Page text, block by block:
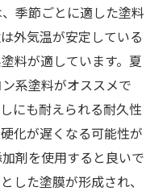
季節ごとに適した塗料
外気温が安定している
料が適しています。夏
系塗料がオススメで
にも耐えられる耐久性
化が遅くなる可能性が
剤を使用すると良いで
した塗膜が形成され、